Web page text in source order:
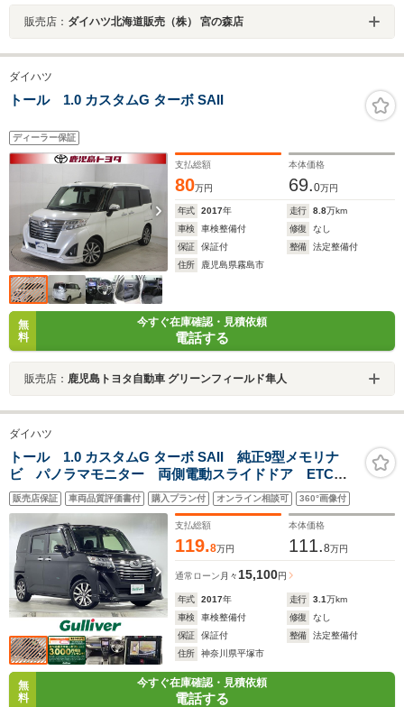
販売店： ダイハツ北海道販売（株） 宮の森店
ダイハツ
トール 1.0 カスタムG ターボ SAII
ディーラー保証
支払総額
80万円
本体価格
69.0万円
年式 2017年 走行 8.8万km
車検
車検整備付 修復
なし
保証
保証付 整備
法定整備付
住所
鹿児島県霧島市
無
料
今すぐ在庫確認・見積依頼
電話する
販売店： 鹿児島トヨタ自動車 グリーンフィールド隼人
ダイハツ
トール 1.0 カスタムG ターボ SAII 純正9型メモリナ
ビ パノラマモニター 両側電動スライドドア ETC
社外前後ドライブレコーダー スマートアシスト2 LED
オートライト フォグランプ クルーズコントロール
純正15AW AHB
販売店保証 車両品質評価書付 購入プラン付 オンライン相談可 360°画像付
支払総額
119.8万円
本体価格
111.8万円
通常ローン 月々 15,100円
年式 2017年 走行 3.1万km
車検
車検整備付 修復
なし
保証
保証付 整備
法定整備付
住所
神奈川県平塚市
無
料
今すぐ在庫確認・見積依頼
電話する